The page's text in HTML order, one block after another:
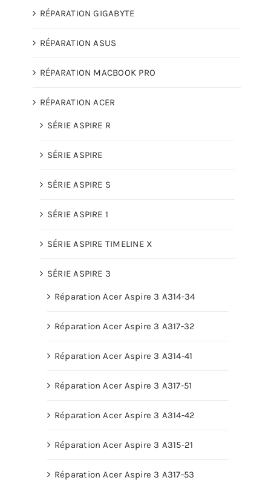
RÉPARATION GIGABYTE
RÉPARATION ASUS
RÉPARATION MACBOOK PRO
RÉPARATION ACER
SÉRIE ASPIRE R
SÉRIE ASPIRE
SÉRIE ASPIRE S
SÉRIE ASPIRE 1
SÉRIE ASPIRE TIMELINE X
SÉRIE ASPIRE 3
Réparation Acer Aspire 3 A314-34
Réparation Acer Aspire 3 A317-32
Réparation Acer Aspire 3 A314-41
Réparation Acer Aspire 3 A317-51
Réparation Acer Aspire 3 A314-42
Réparation Acer Aspire 3 A315-21
Réparation Acer Aspire 3 A317-53